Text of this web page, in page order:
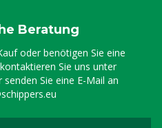
Beratung
oder benötigen Sie eine
Sie uns unter
senden Sie eine E-Mail an